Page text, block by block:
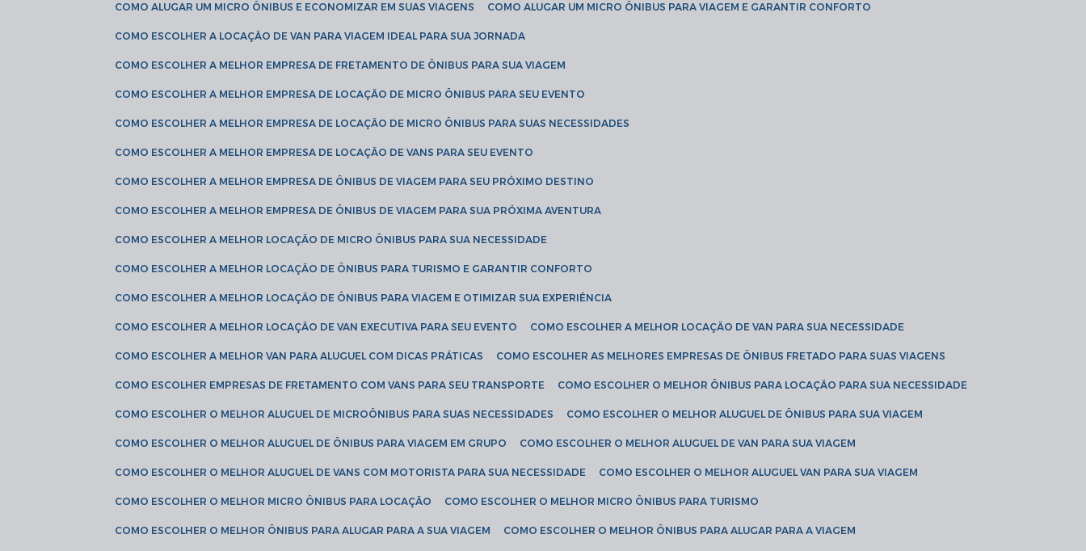
COMO ALUGAR UM MICRO ÔNIBUS E ECONOMIZAR EM SUAS VIAGENS COMO ALUGAR UM MICRO ÔNIBUS PARA VIAGEM E GARANTIR CONFORTO
COMO ESCOLHER A LOCAÇÃO DE VAN PARA VIAGEM IDEAL PARA SUA JORNADA
COMO ESCOLHER A MELHOR EMPRESA DE FRETAMENTO DE ÔNIBUS PARA SUA VIAGEM
COMO ESCOLHER A MELHOR EMPRESA DE LOCAÇÃO DE MICRO ÔNIBUS PARA SEU EVENTO
COMO ESCOLHER A MELHOR EMPRESA DE LOCAÇÃO DE MICRO ÔNIBUS PARA SUAS NECESSIDADES
COMO ESCOLHER A MELHOR EMPRESA DE LOCAÇÃO DE VANS PARA SEU EVENTO
COMO ESCOLHER A MELHOR EMPRESA DE ÔNIBUS DE VIAGEM PARA SEU PRÓXIMO DESTINO
COMO ESCOLHER A MELHOR EMPRESA DE ÔNIBUS DE VIAGEM PARA SUA PRÓXIMA AVENTURA
COMO ESCOLHER A MELHOR LOCAÇÃO DE MICRO ÔNIBUS PARA SUA NECESSIDADE
COMO ESCOLHER A MELHOR LOCAÇÃO DE ÔNIBUS PARA TURISMO E GARANTIR CONFORTO
COMO ESCOLHER A MELHOR LOCAÇÃO DE ÔNIBUS PARA VIAGEM E OTIMIZAR SUA EXPERIÊNCIA
COMO ESCOLHER A MELHOR LOCAÇÃO DE VAN EXECUTIVA PARA SEU EVENTO COMO ESCOLHER A MELHOR LOCAÇÃO DE VAN PARA SUA NECESSIDADE
COMO ESCOLHER A MELHOR VAN PARA ALUGUEL COM DICAS PRÁTICAS COMO ESCOLHER AS MELHORES EMPRESAS DE ÔNIBUS FRETADO PARA SUAS VIAGENS
COMO ESCOLHER EMPRESAS DE FRETAMENTO COM VANS PARA SEU TRANSPORTE COMO ESCOLHER O MELHOR ÔNIBUS PARA LOCAÇÃO PARA SUA NECESSIDADE
COMO ESCOLHER O MELHOR ALUGUEL DE MICROÔNIBUS PARA SUAS NECESSIDADES COMO ESCOLHER O MELHOR ALUGUEL DE ÔNIBUS PARA SUA VIAGEM
COMO ESCOLHER O MELHOR ALUGUEL DE ÔNIBUS PARA VIAGEM EM GRUPO COMO ESCOLHER O MELHOR ALUGUEL DE VAN PARA SUA VIAGEM
COMO ESCOLHER O MELHOR ALUGUEL DE VANS COM MOTORISTA PARA SUA NECESSIDADE COMO ESCOLHER O MELHOR ALUGUEL VAN PARA SUA VIAGEM
COMO ESCOLHER O MELHOR MICRO ÔNIBUS PARA LOCAÇÃO COMO ESCOLHER O MELHOR MICRO ÔNIBUS PARA TURISMO
COMO ESCOLHER O MELHOR ÔNIBUS PARA ALUGAR PARA A SUA VIAGEM COMO ESCOLHER O MELHOR ÔNIBUS PARA ALUGAR PARA A VIAGEM